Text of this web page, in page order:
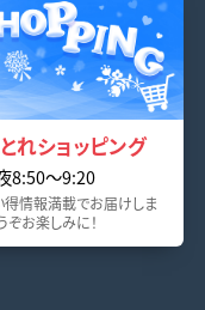
れショッピング
8:50〜9:20
得情報満載でお届けしま
ぞお楽しみに！